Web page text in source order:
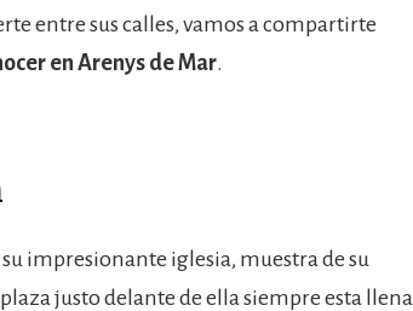
entre sus calles, vamos a compartirte
en Arenys de Mar.
impresionante iglesia, muestra de su
justo delante de ella siempre esta llena